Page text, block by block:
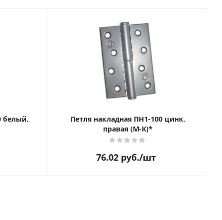
белый,
Петля накладная ПН1-100 цинк,
правая (М-К)*
76.02руб./шт